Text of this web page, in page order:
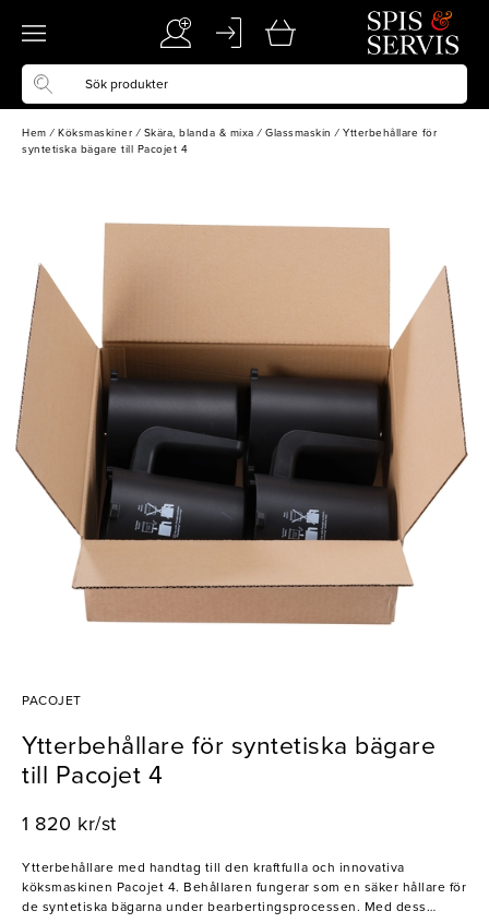
Hem / Köksmaskiner / Skära, blanda & mixa / Glassmaskin / Ytterbehållare för
syntetiska bägare till Pacojet 4
PACOJET
Ytterbehållare för syntetiska bägare
till Pacojet 4
1 820 kr/st
Ytterbehållare med handtag till den kraftfulla och innovativa
köksmaskinen Pacojet 4. Behållaren fungerar som en säker hållare för
de syntetiska bägarna under bearbertingsprocessen. Med dess